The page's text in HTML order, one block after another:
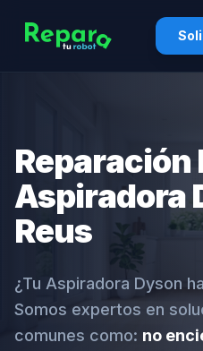
Reparación
Aspiradora
Reus
¿Tu Aspiradora Dyson
Somos expertos en
comunes como: no